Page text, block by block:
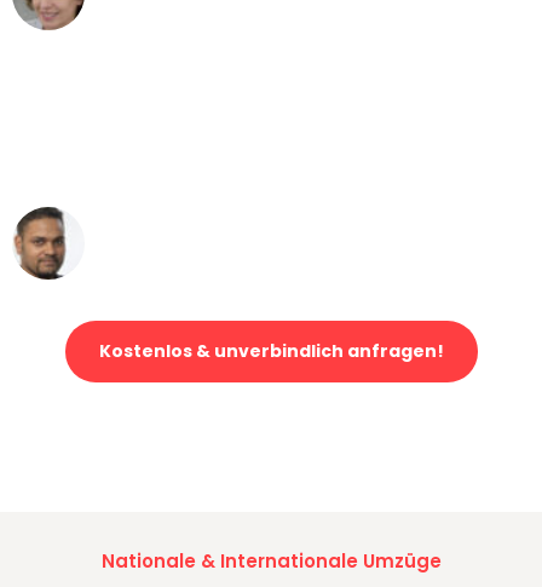
Kostenlos & unverbindlich anfragen!
Nationale & Internationale Umzüge